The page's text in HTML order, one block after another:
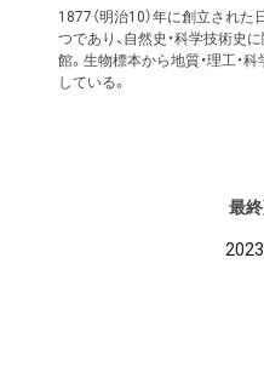
1877（明治10）年に創立され
つであり、自然史・科学技術史
館。生物標本から地質・理工・
している。
最